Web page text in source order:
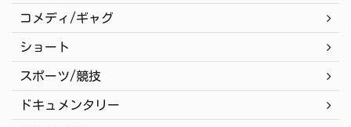
コメディ/ギャグ
ショート
スポーツ/競技
ドキュメンタリー